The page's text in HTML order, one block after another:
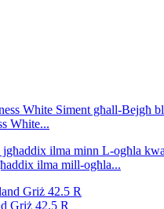
White...
ilma mill-ogħla...
Griż 42.5 R